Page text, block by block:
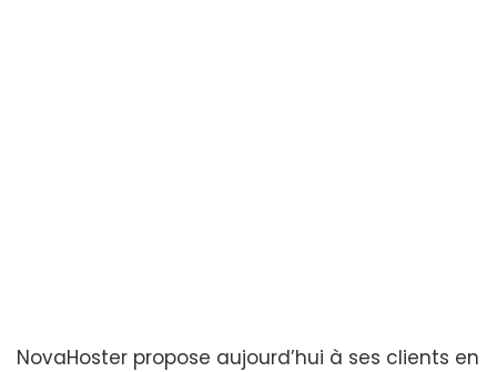
NovaHoster propose aujourd’hui à ses clients en